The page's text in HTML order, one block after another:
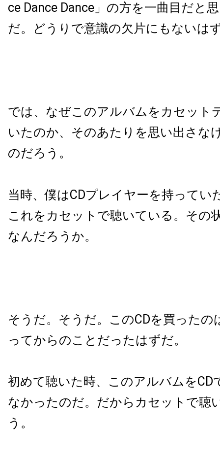
ce Dance Dance」の方を一曲目だと
だ。どうりで意識の欠片にもないは
では、なぜこのアルバムをカセット
いたのか、そのあたりを思い出さな
のだろう。
当時、僕はCDプレイヤーを持ってい
これをカセットで聴いている。その
なんだろうか。
そうだ。そうだ。このCDを買ったの
ってからのことだったはずだ。
初めて聴いた時、このアルバムをCD
なかったのだ。だからカセットで聴
う。